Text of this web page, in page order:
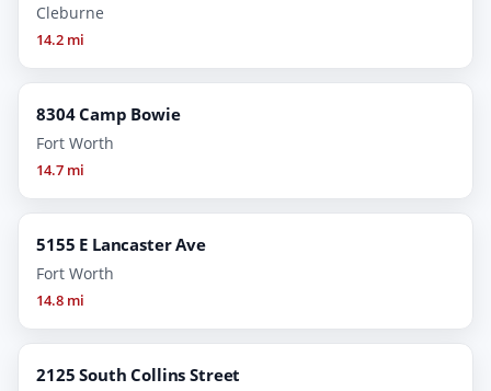
Cleburne
14.2 mi
8304 Camp Bowie
Fort Worth
14.7 mi
5155 E Lancaster Ave
Fort Worth
14.8 mi
2125 South Collins Street